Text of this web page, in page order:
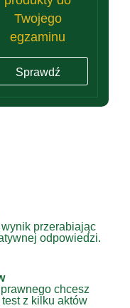
Twojego
egzaminu
Sprawdź
przerabiając
odpowiedzi.
chcesz
z kilku aktów